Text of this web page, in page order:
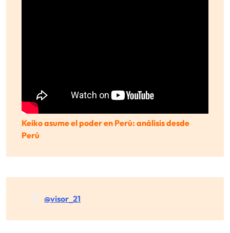
Keiko asume el poder en Perú: análisis desde
Perú
@visor_21